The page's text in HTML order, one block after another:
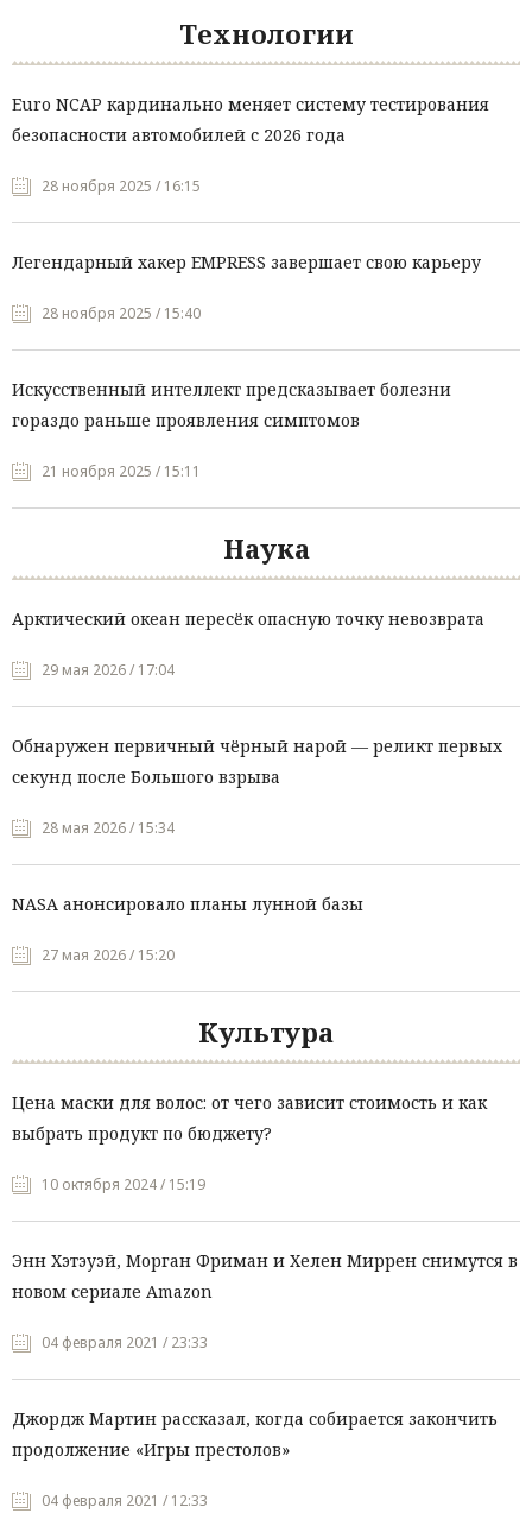
Технологии
Euro NCAP кардинально меняет систему тестирования
безопасности автомобилей с 2026 года
28 ноября 2025 / 16:15
Легендарный хакер EMPRESS завершает свою карьеру
28 ноября 2025 / 15:40
Искусственный интеллект предсказывает болезни
гораздо раньше проявления симптомов
21 ноября 2025 / 15:11
Наука
Арктический океан пересёк опасную точку невозврата
29 мая 2026 / 17:04
Обнаружен первичный чёрный нарой — реликт первых
секунд после Большого взрыва
28 мая 2026 / 15:34
NASA анонсировало планы лунной базы
27 мая 2026 / 15:20
Культура
Цена маски для волос: от чего зависит стоимость и как
выбрать продукт по бюджету?
10 октября 2024 / 15:19
Энн Хэтэуэй, Морган Фриман и Хелен Миррен снимутся в
новом сериале Amazon
04 февраля 2021 / 23:33
Джордж Мартин рассказал, когда собирается закончить
продолжение «Игры престолов»
04 февраля 2021 / 12:33